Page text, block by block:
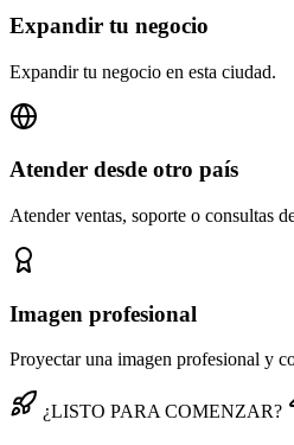
Expandir tu negocio
Expandir tu negocio en esta ciudad.
Atender desde otro país
Atender ventas, soporte o consultas
Imagen profesional
Proyectar una imagen profesional y
¿LISTO PARA COMENZAR?